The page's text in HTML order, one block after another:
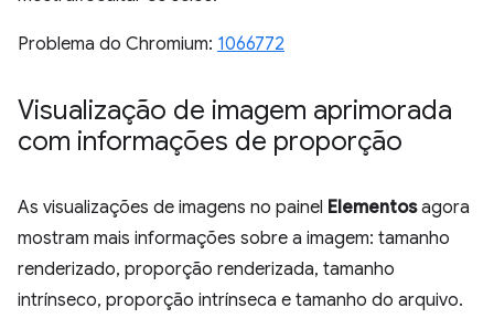
Problema do Chromium: 1066772
Visualização de imagem aprimorada
com informações de proporção
As visualizações de imagens no painel Elementosagora
mostram mais informações sobre a imagem: tamanho
renderizado, proporção renderizada, tamanho
intrínseco, proporção intrínseca e tamanho do arquivo.